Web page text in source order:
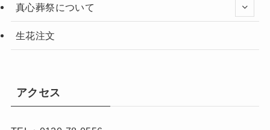
真心葬祭について
生花注文
アクセス